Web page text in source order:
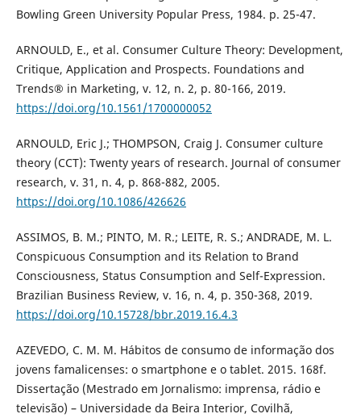
Bowling Green University Popular Press, 1984. p. 25-47.
ARNOULD, E., et al. Consumer Culture Theory: Development,
Critique, Application and Prospects. Foundations and
Trends® in Marketing, v. 12, n. 2, p. 80-166, 2019.
https://doi.org/10.1561/1700000052
ARNOULD, Eric J.; THOMPSON, Craig J. Consumer culture
theory (CCT): Twenty years of research. Journal of consumer
research, v. 31, n. 4, p. 868-882, 2005.
https://doi.org/10.1086/426626
ASSIMOS, B. M.; PINTO, M. R.; LEITE, R. S.; ANDRADE, M. L.
Conspicuous Consumption and its Relation to Brand
Consciousness, Status Consumption and Self-Expression.
Brazilian Business Review, v. 16, n. 4, p. 350-368, 2019.
https://doi.org/10.15728/bbr.2019.16.4.3
AZEVEDO, C. M. M. Hábitos de consumo de informação dos
jovens famalicenses: o smartphone e o tablet. 2015. 168f.
Dissertação (Mestrado em Jornalismo: imprensa, rádio e
televisão) – Universidade da Beira Interior, Covilhã,